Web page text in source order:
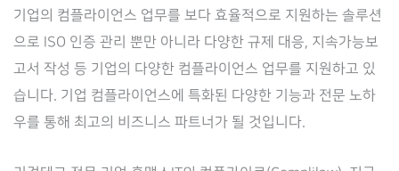
기업의 컴플라이언스 업무를 보다 효율적으로 지원하는 솔루션
으로 ISO 인증 관리 뿐만 아니라 다양한 규제 대응, 지속가능보
고서 작성 등 기업의 다양한 컴플라이언스 업무를 지원하고 있
습니다. 기업 컴플라이언스에 특화된 다양한 기능과 전문 노하
우를 통해 최고의 비즈니스 파트너가 될 것입니다.